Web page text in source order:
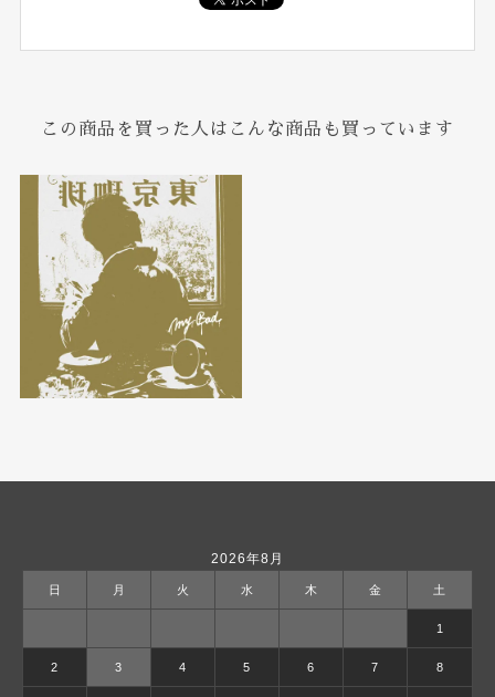
この商品を買った人はこんな商品も買っています
2026年8月
日 月 火 水 木 金 土
1
2 3 4 5 6 7 8